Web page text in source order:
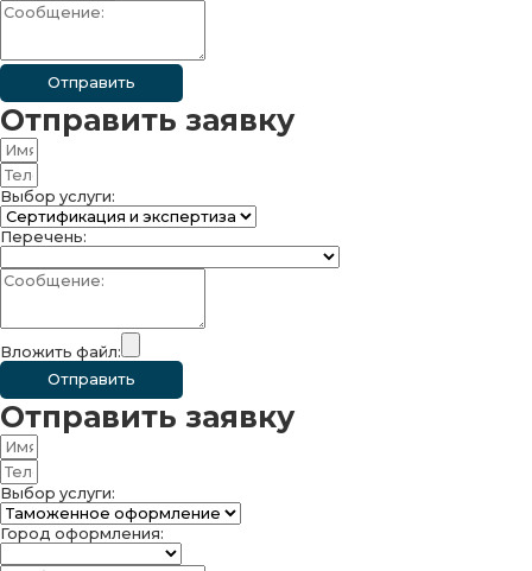
Отправить
Отправить заявку
Выбор услуги:
Перечень:
Вложить файл:
Отправить
Отправить заявку
Выбор услуги:
Город оформления: